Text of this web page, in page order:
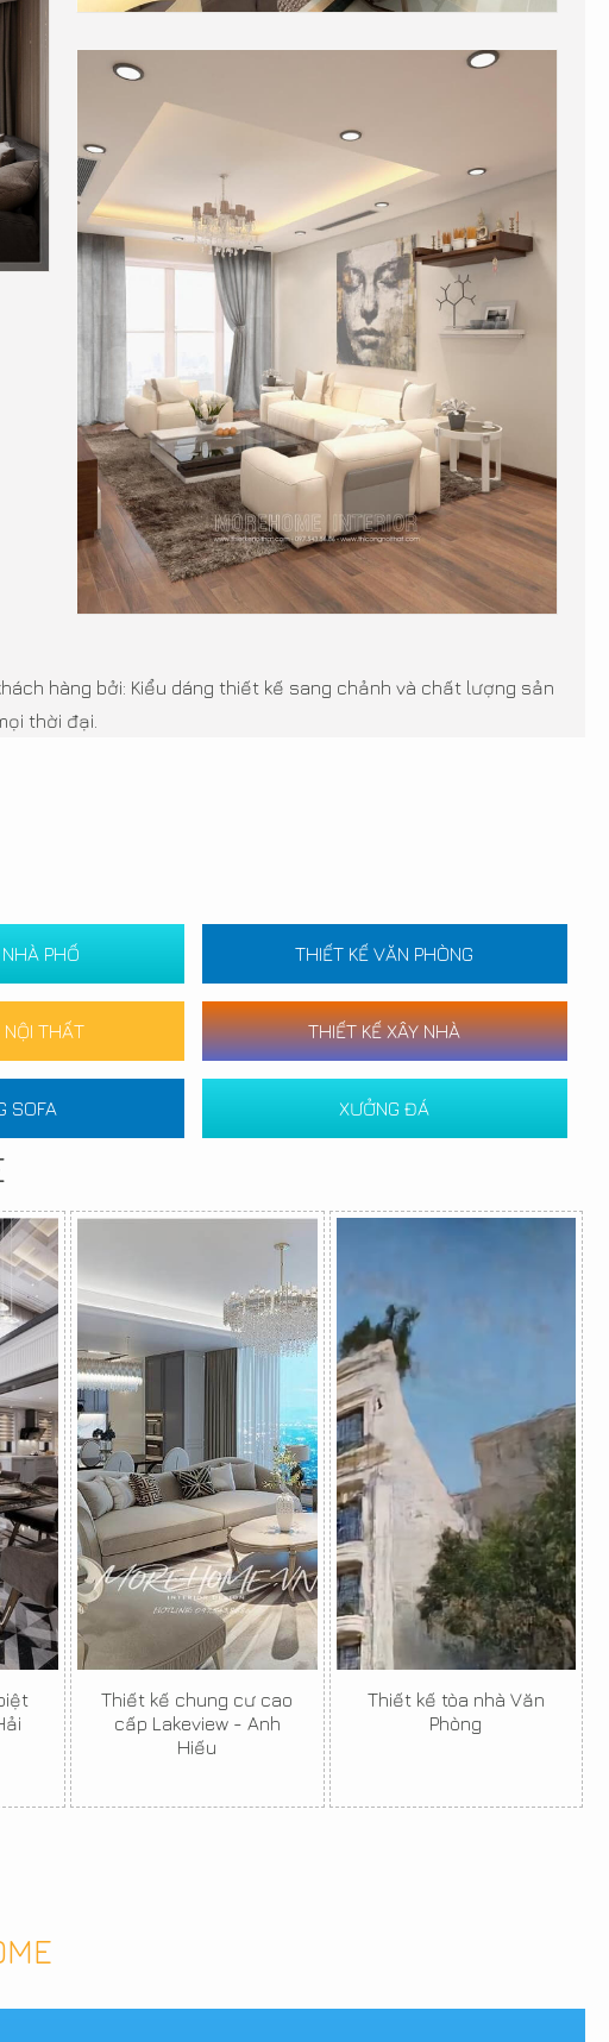
hàng bởi: Kiểu dáng thiết kế sang chảnh và chất lượng sản
thời đại.
PHỐ THIẾT KẾ VĂN PHÒNG
NỘI THẤT THIẾT KẾ XÂY NHÀ
SOFA XƯỞNG ĐÁ
Thiết kế chung cư cao
cấp Lakeview - Anh
Hiếu
Thiết kế tòa nhà Văn
Phòng